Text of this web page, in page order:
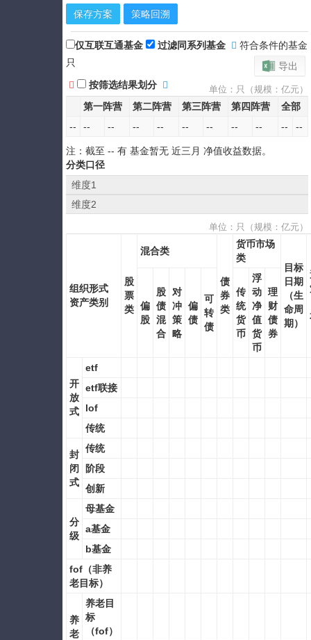
保存方案 策略回溯
仅互联互通基金 过滤同系列基金
符合条件的基金
只
导出
按筛选结果划分
单位：只（规模：亿元）
第一阵营 第二阵营 第三阵营 第四阵营
全部
--
-- -- -- -- -- -- -- -- -- --
注：截至 -- 有 基金暂无 近三月 净值收益数据。
分类口径
维度1
维度2
单位：只（规模：亿元）
组织形式
资产类别
股
票
类
混合类
债
券
类
货币市场
类
目标
日期
（生
命周
期）
偏
股
股
债
混
合
对
冲
策
略
偏
债
可
转
债
传
统
货
币
浮
动
净
值
货
币
理
财
债
券
开
放
式
etf
etf联接
lof
传统
封
闭
式
传统
阶段
创新
分
级
母基金
a基金
b基金
fof（非养
老目标）
养
老
养老目
标
（fof）